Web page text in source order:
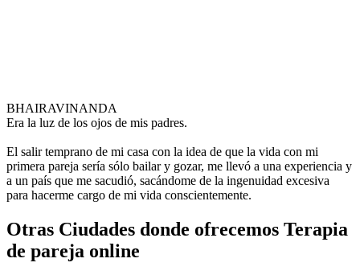
BHAIRAVINANDA
Era la luz de los ojos de mis padres.
El salir temprano de mi casa con la idea de que la vida con mi
primera pareja sería sólo bailar y gozar, me llevó a una experiencia y
a un país que me sacudió, sacándome de la ingenuidad excesiva
para hacerme cargo de mi vida conscientemente.
Otras Ciudades donde ofrecemos Terapia
de pareja online